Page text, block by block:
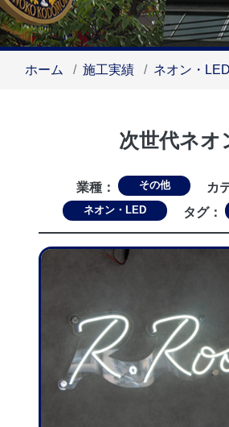
ホーム 施工実績 ネオン・LED
次世代ネオ
業種： その他 カテ
ネオン・LED タグ：